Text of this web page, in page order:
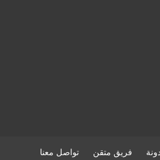
فريق متقن تواصل معنا